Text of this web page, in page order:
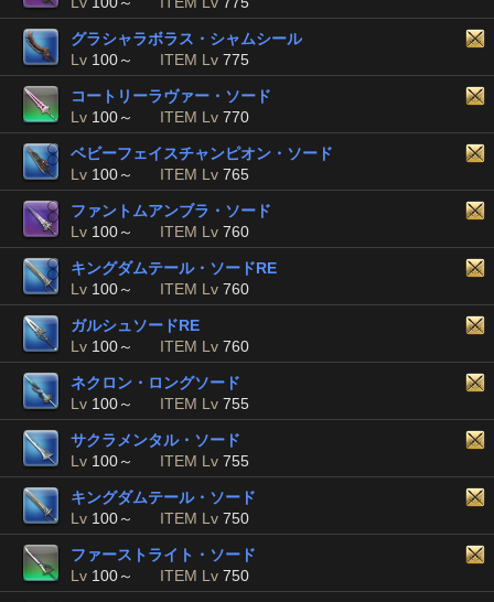
グラシャラボラス・シャムシール
Lv 100～ ITEM Lv 775
コートリーラヴァー・ソード
Lv 100～ ITEM Lv 770
ベビーフェイスチャンピオン・ソード
Lv 100～ ITEM Lv 765
ファントムアンブラ・ソード
Lv 100～ ITEM Lv 760
キングダムテール・ソードRE
Lv 100～ ITEM Lv 760
ガルシュソードRE
Lv 100～ ITEM Lv 760
ネクロン・ロングソード
Lv 100～ ITEM Lv 755
サクラメンタル・ソード
Lv 100～ ITEM Lv 755
キングダムテール・ソード
Lv 100～ ITEM Lv 750
ファーストライト・ソード
Lv 100～ ITEM Lv 750